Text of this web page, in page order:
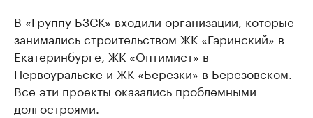
В «Группу БЗСК» входили организации, которые
занимались строительством ЖК «Гаринский» в
Екатеринбурге, ЖК «Оптимист» в
Первоуральске и ЖК «Березки» в Березовском.
Все эти проекты оказались проблемными
долгостроями.